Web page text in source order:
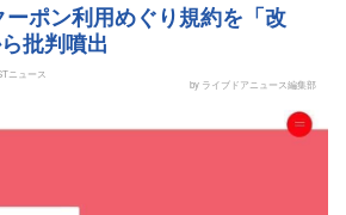
ポン利用めぐり規約を「改
批判噴出
ニュース
by ライブドアニュース編集部